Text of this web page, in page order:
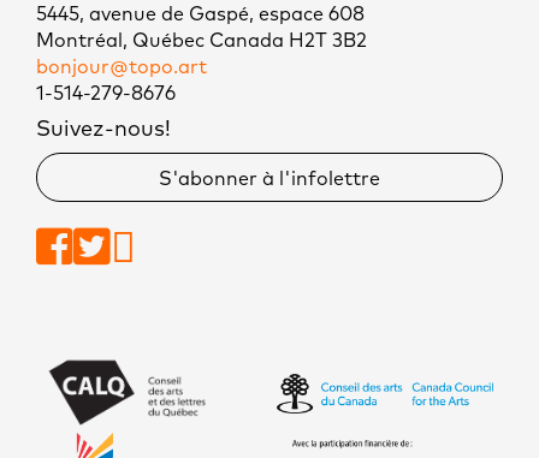
5445, avenue de Gaspé, espace 608
Montréal, Québec Canada H2T 3B2
bonjour@topo.art
1-514-279-8676
Suivez-nous!
S'abonner à l'infolettre